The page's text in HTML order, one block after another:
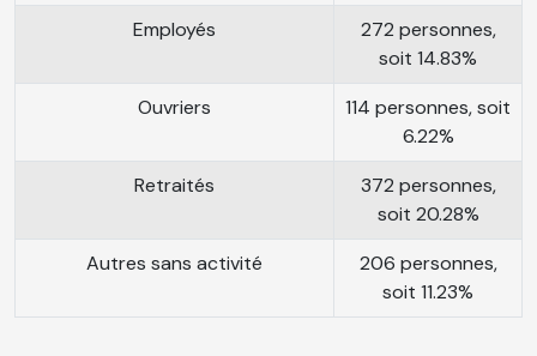
Employés
272 personnes,
soit 14.83%
Ouvriers
114 personnes, soit
6.22%
Retraités
372 personnes,
soit 20.28%
Autres sans activité
206 personnes,
soit 11.23%